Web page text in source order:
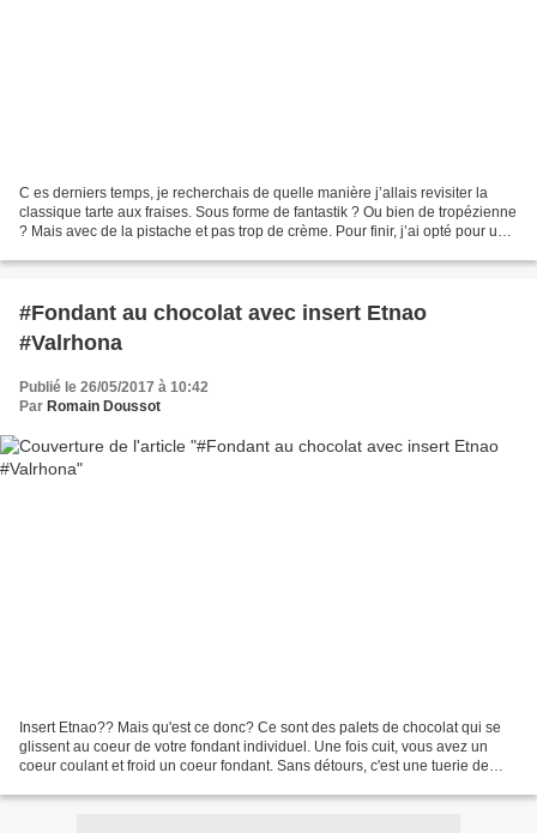
C es derniers temps, je recherchais de quelle manière j’allais revisiter la
classique tarte aux fraises. Sous forme de fantastik ? Ou bien de tropézienne
? Mais avec de la pistache et pas trop de crème. Pour finir, j’ai opté pour une
#Fondant au chocolat avec insert Etnao
#Valrhona
Publié le 26/05/2017 à 10:42
Par Romain Doussot
Insert Etnao?? Mais qu'est ce donc? Ce sont des palets de chocolat qui se
glissent au coeur de votre fondant individuel. Une fois cuit, vous avez un
coeur coulant et froid un coeur fondant. Sans détours, c'est une tuerie de